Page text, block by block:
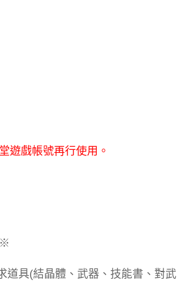
遊戲帳號再行使用。
※
道具(結晶體、武器、技能書、對武